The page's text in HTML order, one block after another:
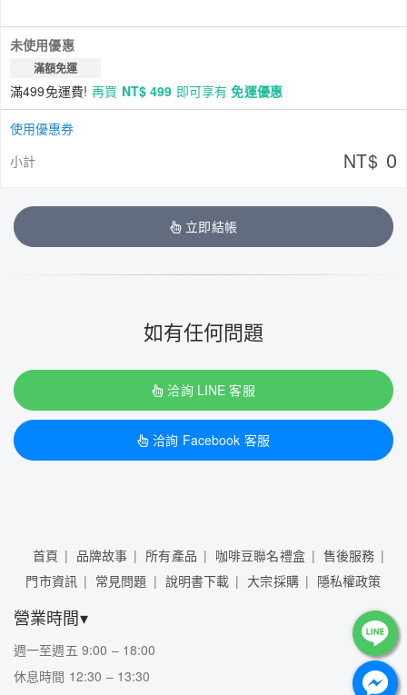
未使用優惠
滿額免運
滿499免運費! 再買 NT$ 499 即可享有免運優惠
使用優惠券
小計
NT$ 0
立即結帳
如有任何問題
洽詢 LINE 客服
洽詢 Facebook 客服
首頁 品牌故事 所有產品 咖啡豆聯名禮盒
售後服務
門市資訊
常見問題 說明書下載 大宗採購 隱私權政策
營業時間▾
週一至週五 9:00 – 18:00
休息時間 12:30 – 13:30